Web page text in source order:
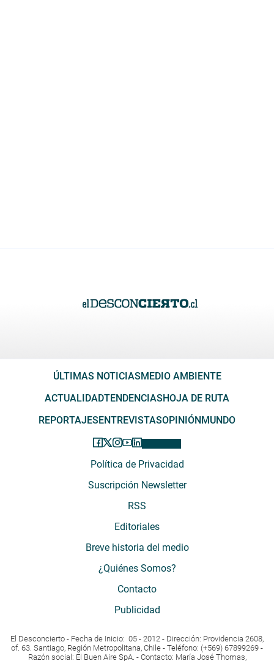
ÚLTIMAS NOTICIAS MEDIO AMBIENTE
ACTUALIDADTENDENCIAS HOJA DE RUTA
REPORTAJES ENTREVISTASOPINIÓN MUNDO
Política de Privacidad
Suscripción Newsletter
RSS
Editoriales
Breve historia del medio
¿Quiénes Somos?
Contacto
Publicidad
El Desconcierto - Fecha de Inicio: 05 - 2012 - Dirección: Providencia 2608,
of. 63. Santiago, Región Metropolitana, Chile - Teléfono: (+569) 67899269 -
Razón social: El Buen Aire SpA. - Contacto: María José Thomas,